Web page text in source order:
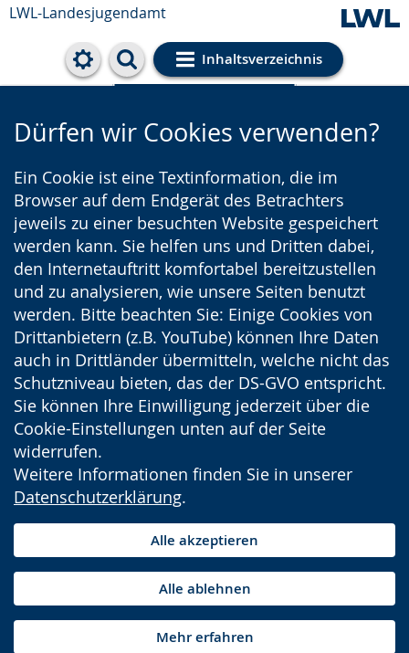
LWL-Landesjugendamt
Inhaltsverzeichnis
Cookie-Einstellungen
Dürfen wir Cookies verwenden?
Ein Cookie ist eine Textinformation, die im
Browser auf dem Endgerät des Betrachters
jeweils zu einer besuchten Website gespeichert
werden kann. Sie helfen uns und Dritten dabei,
den Internetauftritt komfortabel bereitzustellen
und zu analysieren, wie unsere Seiten benutzt
werden. Bitte beachten Sie: Einige Cookies von
Drittanbietern (z.B. YouTube) können Ihre Daten
auch in Drittländer übermitteln, welche nicht das
Schutzniveau bieten, das der DS-GVO entspricht.
Sie können Ihre Einwilligung jederzeit über die
Cookie-Einstellungen unten auf der Seite
widerrufen.
Weitere Informationen finden Sie in unserer
Datenschutzerklärung.
Alle akzeptieren
Alle ablehnen
Mehr erfahren